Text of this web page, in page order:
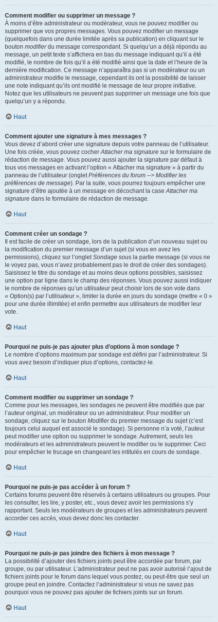
Comment modifier ou supprimer un message ?
À moins d’être administrateur ou modérateur, vous ne pouvez modifier ou
supprimer que vos propres messages. Vous pouvez modifier un message
(quelquefois dans une durée limitée après sa publication) en cliquant sur le
bouton modifierdu message correspondant. Si quelqu’un a déjà répondu au
message, un petit texte s’affichera en bas du message indiquant qu’il a été
modifié, le nombre de fois qu’il a été modifié ainsi que la date et l’heure de la
dernière modification. Ce message n’apparaîtra pas si un modérateur ou un
administrateur modifie le message, cependant ils ont la possibilité de laisser
une note indiquant qu’ils ont modifié le message de leur propre initiative.
Notez que les utilisateurs ne peuvent pas supprimer un message une fois que
quelqu’un y a répondu.
Haut
Comment ajouter une signature à mes messages ?
Vous devez d’abord créer une signature depuis votre panneau de l’utilisateur.
Une fois créée, vous pouvez cocherAttacher ma signature sur le formulaire de
rédaction de message. Vous pouvez aussi ajouter la signature par défaut à
tous vos messages en activant l’option « Attacher ma signature » à partir du
panneau de l’utilisateur (ongletPréférences du forum --> Modifier les
préférences de message). Par la suite, vous pourrez toujours empêcher une
signature d’être ajoutée à un message en décochant la caseAttacher ma
signature dans le formulaire de rédaction de message.
Haut
Comment créer un sondage ?
Il est facile de créer un sondage, lors de la publication d’un nouveau sujet ou
la modification du premier message d’un sujet (si vous en avez les
permissions), cliquez sur l’ongletSondage sous la partie message (si vous ne
le voyez pas, vous n’avez probablement pas le droit de créer des sondages).
Saisissez le titre du sondage et au moins deux options possibles, saisissez
une option par ligne dans le champ des réponses. Vous pouvez aussi indiquer
le nombre de réponses qu’un utilisateur peut choisir lors de son vote dans
« Option(s) par l’utilisateur », limiter la durée en jours du sondage (mettre « 0 »
pour une durée illimitée) et enfin permettre aux utilisateurs de modifier leur
vote.
Haut
Pourquoi ne puis-je pas ajouter plus d’options à mon sondage ?
Le nombre d’options maximum par sondage est défini par l’administrateur. Si
vous avez besoin d’indiquer plus d’options, contactez-le.
Haut
Comment modifier ou supprimer un sondage ?
Comme pour les messages, les sondages ne peuvent être modifiés que par
l’auteur original, un modérateur ou un administrateur. Pour modifier un
sondage, cliquez sur le bouton Modifierdu premier message du sujet (c’est
toujours celui auquel est associé le sondage). Si personne n’a voté, l’auteur
peut modifier une option ou supprimer le sondage. Autrement, seuls les
modérateurs et les administrateurs peuvent le modifier ou le supprimer. Ceci
pour empêcher le trucage en changeant les intitulés en cours de sondage.
Haut
Pourquoi ne puis-je pas accéder à un forum ?
Certains forums peuvent être réservés à certains utilisateurs ou groupes. Pour
les consulter, les lire, y poster, etc., vous devez avoir les permissions s’y
rapportant. Seuls les modérateurs de groupes et les administrateurs peuvent
accorder ces accès, vous devez donc les contacter.
Haut
Pourquoi ne puis-je pas joindre des fichiers à mon message ?
La possibilité d’ajouter des fichiers joints peut être accordée par forum, par
groupe, ou par utilisateur. L’administrateur peut ne pas avoir autorisé l’ajout de
fichiers joints pour le forum dans lequel vous postez, ou peut-être que seul un
groupe peut en joindre. Contactez l’administrateur si vous ne savez pas
pourquoi vous ne pouvez pas ajouter de fichiers joints sur un forum.
Haut